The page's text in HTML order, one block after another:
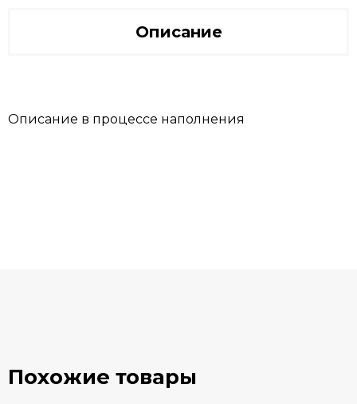
Описание
Описание в процессе наполнения
Похожие товары